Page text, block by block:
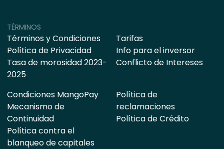
TÉRMINOS
Términos y Condiciones
Política de Privacidad
Tasa de morosidad 2023-
2025
Tarifas
Info para el inversor
Conflicto de Intereses
Condiciones MangoPay
Mecanismo de
Continuidad
Política contra el
blanqueo de capitales
Política de
reclamaciones
Política de Crédito